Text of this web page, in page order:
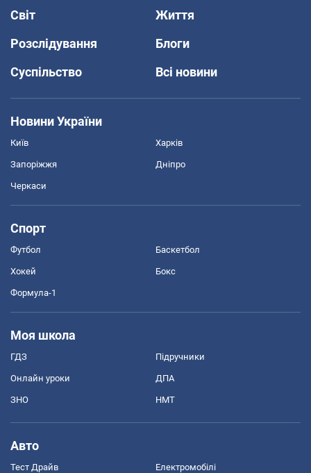
Світ
Життя
Розслідування
Блоги
Суспільство
Всі новини
Новини України
Київ Харків
Запоріжжя Дніпро
Черкаси
Спорт
Футбол Баскетбол
Хокей Бокс
Формула-1
Моя школа
ГДЗ Підручники
Онлайн уроки ДПА
ЗНО НМТ
Авто
Тест Драйв Електромобілі